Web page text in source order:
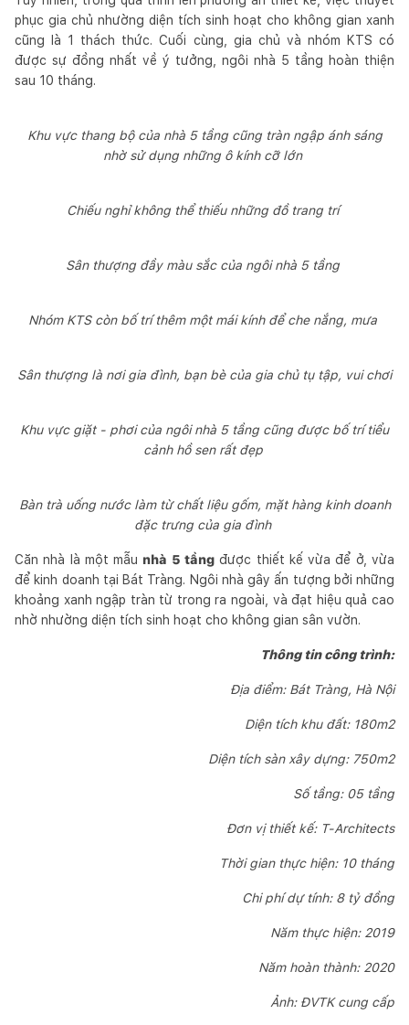
phục gia chủ nhường diện tích sinh hoạt cho không gian xanh
cũng là 1 thách thức. Cuối cùng, gia chủ và nhóm KTS có
được sự đồng nhất về ý tưởng, ngôi nhà 5 tầng hoàn thiện
sau 10 tháng.
Khu vực thang bộ của nhà 5 tầng cũng tràn ngập ánh sáng
nhờ sử dụng những ô kính cỡ lớn
Chiếu nghỉ không thể thiếu những đồ trang trí
Sân thượng đầy màu sắc của ngôi nhà 5 tầng
Nhóm KTS còn bố trí thêm một mái kính để che nắng, mưa
Sân thượng là nơi gia đình, bạn bè của gia chủ tụ tập, vui chơi
Khu vực giặt - phơi của ngôi nhà 5 tầng cũng được bố trí tiểu
cảnh hồ sen rất đẹp
Bàn trà uống nước làm từ chất liệu gốm, mặt hàng kinh doanh
đặc trưng của gia đình
Căn nhà là một mẫu nhà 5 tầng được thiết kế vừa để ở, vừa
để kinh doanh tại Bát Tràng. Ngôi nhà gây ấn tượng bởi những
khoảng xanh ngập tràn từ trong ra ngoài, và đạt hiệu quả cao
nhờ nhường diện tích sinh hoạt cho không gian sân vườn.
Thông tin công trình:
Địa điểm: Bát Tràng, Hà Nội
Diện tích khu đất: 180m2
Diện tích sàn xây dựng: 750m2
Số tầng: 05 tầng
Đơn vị thiết kế: T-Architects
Thời gian thực hiện: 10 tháng
Chi phí dự tính: 8 tỷ đồng
Năm thực hiện: 2019
Năm hoàn thành: 2020
Ảnh: ĐVTK cung cấp